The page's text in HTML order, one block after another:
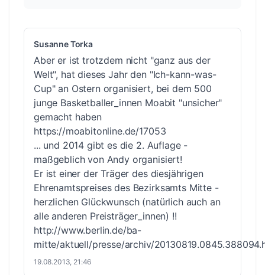
Susanne Torka
Aber er ist trotzdem nicht "ganz aus der
Welt", hat dieses Jahr den "Ich-kann-was-
Cup" an Ostern organisiert, bei dem 500
junge Basketballer_innen Moabit "unsicher"
gemacht haben
https://moabitonline.de/17053
... und 2014 gibt es die 2. Auflage -
maßgeblich von Andy organisiert!
Er ist einer der Träger des diesjährigen
Ehrenamtspreises des Bezirksamts Mitte -
herzlichen Glückwunsch (natürlich auch an
alle anderen Preisträger_innen) !!
http://www.berlin.de/ba-
mitte/aktuell/presse/archiv/
19.08.2013, 21:46